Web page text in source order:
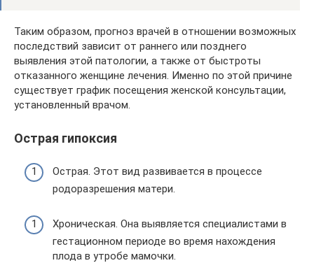
Таким образом, прогноз врачей в отношении возможных
последствий зависит от раннего или позднего
выявления этой патологии, а также от быстроты
отказанного женщине лечения. Именно по этой причине
существует график посещения женской консультации,
установленный врачом.
Острая гипоксия
Острая. Этот вид развивается в процессе
родоразрешения матери.
Хроническая. Она выявляется специалистами в
гестационном периоде во время нахождения
плода в утробе мамочки.